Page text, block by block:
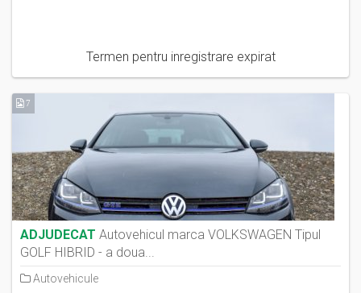
Termen pentru inregistrare expirat
7
ADJUDECAT Autovehicul marca VOLKSWAGEN Tipul
GOLF HIBRID - a doua...
Autovehicule